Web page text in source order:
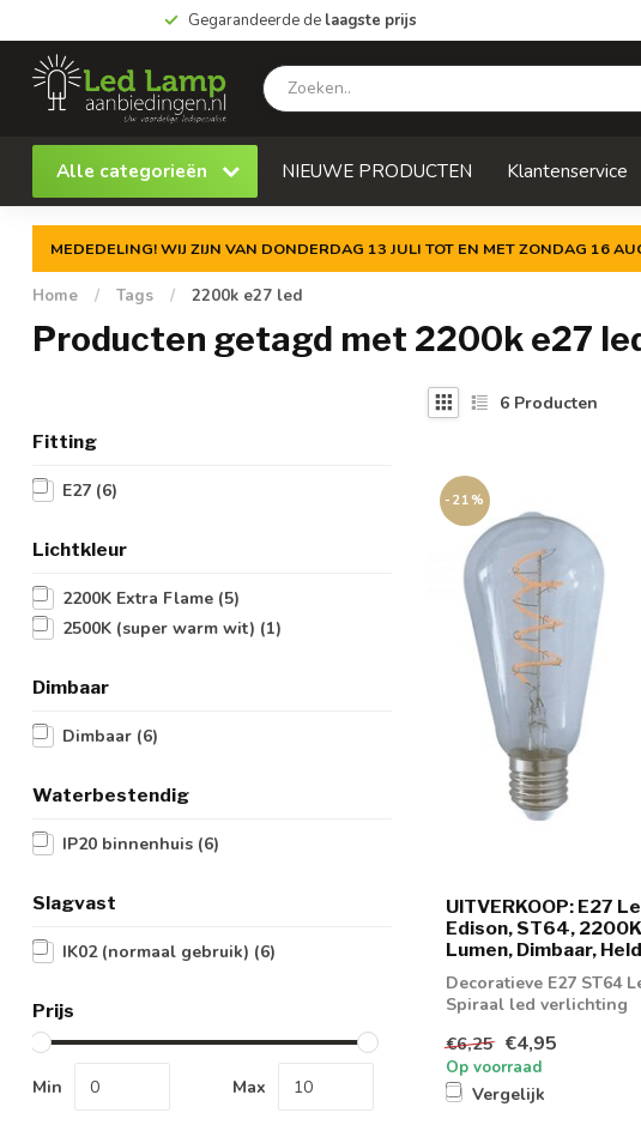
Gegarandeerde de laagste prijs
Alle categorieën NIEUWE PRODUCTEN Klantenservice
MEDEDELING! WIJ ZIJN VAN DONDERDAG 13 JULI TOT EN MET ZONDAG 16
Home / Tags / 2200k e27 led
Producten getagd met 2200k e27
Fitting
E27 (6)
Lichtkleur
2200K Extra Flame (5)
2500K (super warm wit) (1)
Dimbaar
Dimbaar (6)
Waterbestendig
IP20 binnenhuis (6)
Slagvast
IK02 (normaal gebruik) (6)
Prijs
Min Max
6 Producten
-21%
UITVERKOOP: E27
Edison, ST64,
Lumen, Dimbaar,
Decoratieve E27 ST64
Spiraal led verlichting
€6,25 €4,95
Op voorraad
Vergelijk